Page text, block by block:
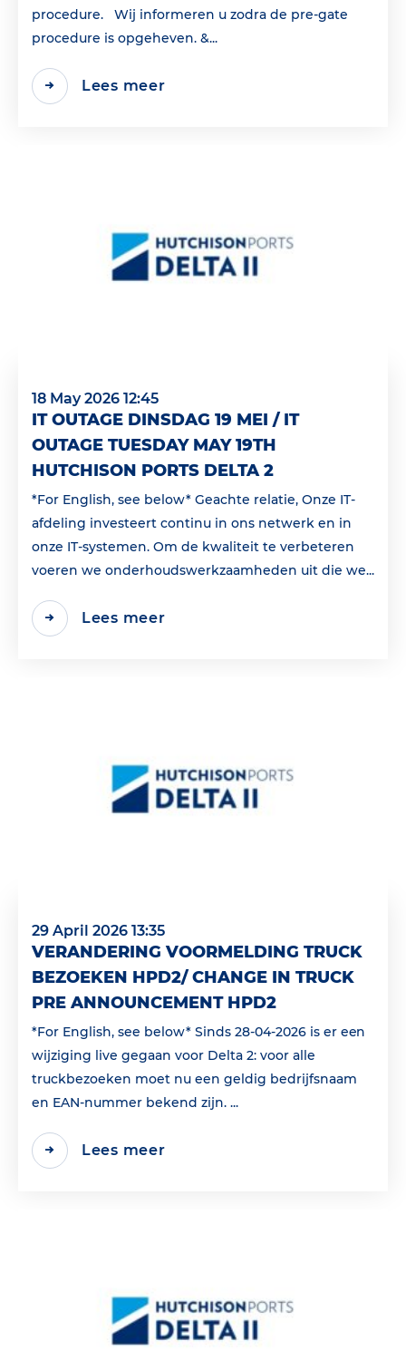
procedure. Wij informeren u zodra de pre-gate
procedure is opgeheven. &...
Lees meer
18 May 2026 12:45
IT OUTAGE DINSDAG 19 MEI / IT
OUTAGE TUESDAY MAY 19TH
HUTCHISON PORTS DELTA 2
*For English, see below* Geachte relatie, Onze IT-
afdeling investeert continu in ons netwerk en in
onze IT-systemen. Om de kwaliteit te verbeteren
voeren we onderhoudswerkzaamheden uit die we...
Lees meer
29 April 2026 13:35
VERANDERING VOORMELDING TRUCK
BEZOEKEN HPD2/ CHANGE IN TRUCK
PRE ANNOUNCEMENT HPD2
*For English, see below* Sinds 28-04-2026 is er een
wijziging live gegaan voor Delta 2: voor alle
truckbezoeken moet nu een geldig bedrijfsnaam
en EAN‑nummer bekend zijn. ...
Lees meer